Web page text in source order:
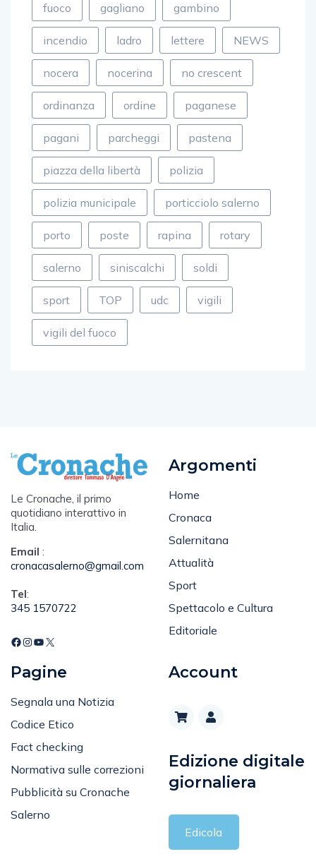
fuoco gagliano gambino
incendio ladro lettere NEWS
nocera nocerina no crescent
ordinanza ordine paganese
pagani parcheggi pastena
piazza della libertà polizia
polizia municipale porticciolo salerno
porto poste rapina rotary
salerno siniscalchi soldi
sport TOP udc vigili
vigili del fuoco
Le Cronache, il primo
quotidiano interattivo in
Italia.
Email :
cronacasalerno@gmail.com
Tel:
345 1570722
Argomenti
Home
Cronaca
Salernitana
Attualità
Sport
Spettacolo e Cultura
Editoriale
Pagine
Segnala una Notizia
Codice Etico
Fact checking
Normativa sulle correzioni
Pubblicità su Cronache
Salerno
Account
Edizione digitale
giornaliera
Edicola